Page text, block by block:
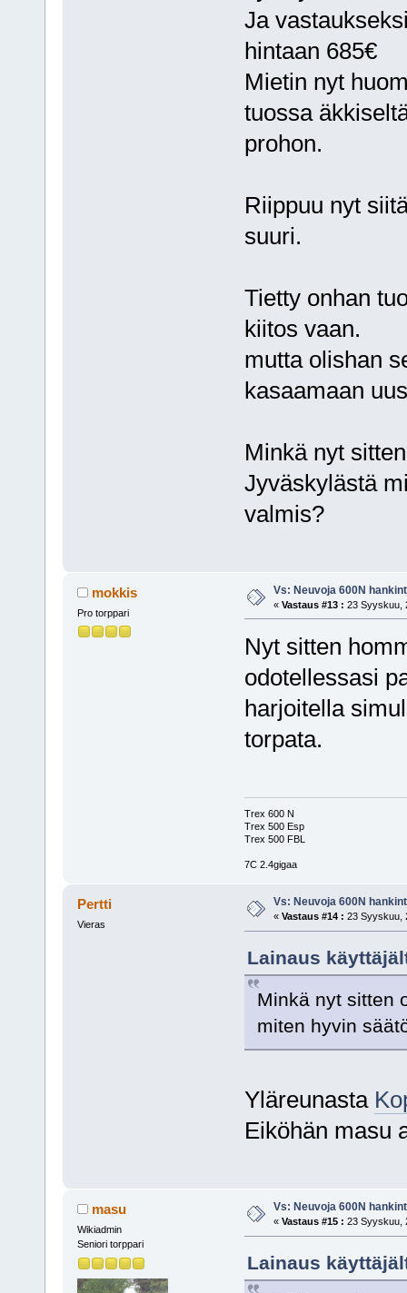
Ja
hintaan 685€
Mietin nyt
tuossa
prohon.
Riippuu nyt
suuri.
Tietty onhan
kiitos vaan.
mutta olishan
kasaamaan
Minkä nyt
Jyväskylästä
valmis?
mokkis
Pro torppari
Vs: Neuvoja 600N
« Vastaus #13 : 23 Syyskuu,
Nyt sitten
odotellessasi
harjoitella
torpata.
Trex 600 N
Trex 500 Esp
Trex 500 FBL
7C 2.4gigaa
Pertti
Vieras
Vs: Neuvoja 600N
« Vastaus #14 : 23 Syyskuu,
Lainaus
Minkä nyt sitten
miten hyvin
Yläreunasta
Eiköhän masu
masu
Wikiadmin
Seniori torppari
Vs: Neuvoja 600N
« Vastaus #15 : 23 Syyskuu,
Lainaus